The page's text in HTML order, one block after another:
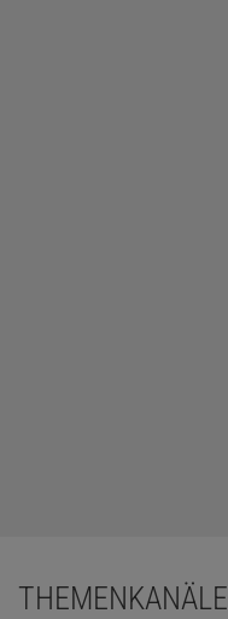
THEMENKANÄLE